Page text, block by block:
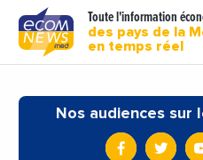
Toute l'information
des pays de la
en temps réel
Nos audiences sur